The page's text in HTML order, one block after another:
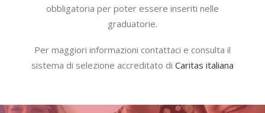
obbligatoria per poter essere inseriti nelle
graduatorie.
Per maggiori informazioni contattaci e consulta il
sistema di selezione accreditato di Caritas italiana